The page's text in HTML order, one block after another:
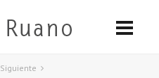
Siguiente